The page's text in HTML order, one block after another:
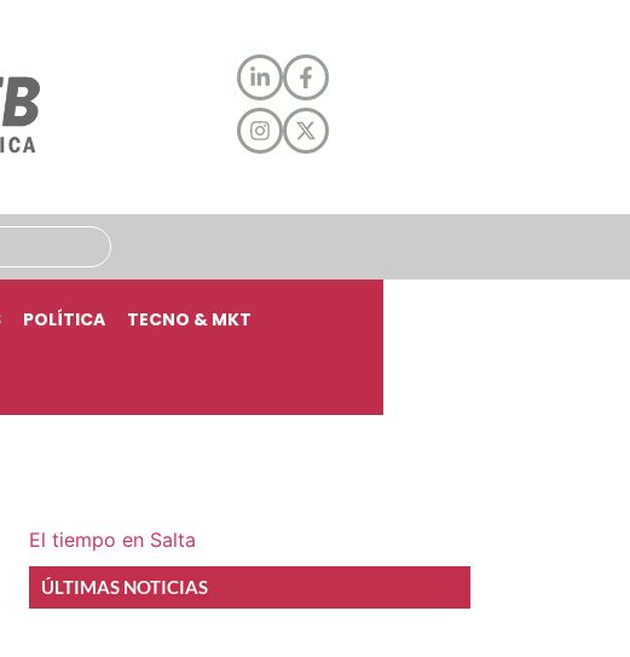
POLÍTICA TECNO & MKT
El tiempo en Salta
ÚLTIMAS NOTICIAS